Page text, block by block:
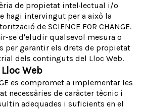
de propietat intel·lectual i/o
hagi intervingut per a això la
de SCIENCE FOR CHANGE.
se d'eludir qualsevol mesura o
per garantir els drets de propietat
dels continguts del Lloc Web.
Web
es compromet a implementar les
necessàries de caràcter tècnic i
adequades i suficients en el